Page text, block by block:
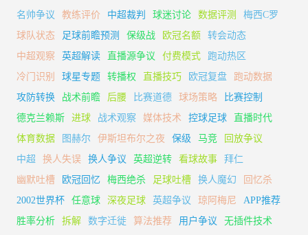
名帅争议
教练评价 中超裁判 球迷讨论 数据评测
梅西C罗
球队状态
足球前瞻预测 保级战 欧冠名额
转会动态
中超观察
英超解读 直播源争议 付费模式
跑动热区
冷门识别
球星专题 转播权 直播技巧 欧冠复盘
跑动数据
攻防转换
战术前瞻 后腰 比赛道德 球场策略
比赛控制
德克兰赖斯
进球 战术观察 媒体技术 控球足球
直播时代
体育数据
图赫尔 伊斯坦布尔之夜 保级 马竞
回放争议
中超
换人失误 换人争议 英超逆转 看球故事
拜仁
幽默吐槽
欧冠回忆 梅西绝杀 足球吐槽 换人魔幻
回忆杀
2002世界杯
任意球 深夜足球 英超争议 琼阿梅尼
APP推荐
胜率分析
拆解 数字迁徙 算法推荐 用户争议
无插件技术